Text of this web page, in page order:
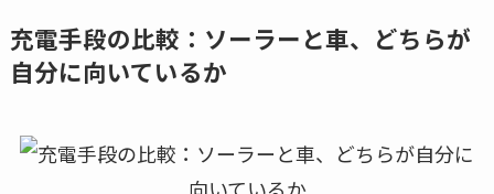
充電手段の比較：ソーラーと車、どちらが
自分に向いているか